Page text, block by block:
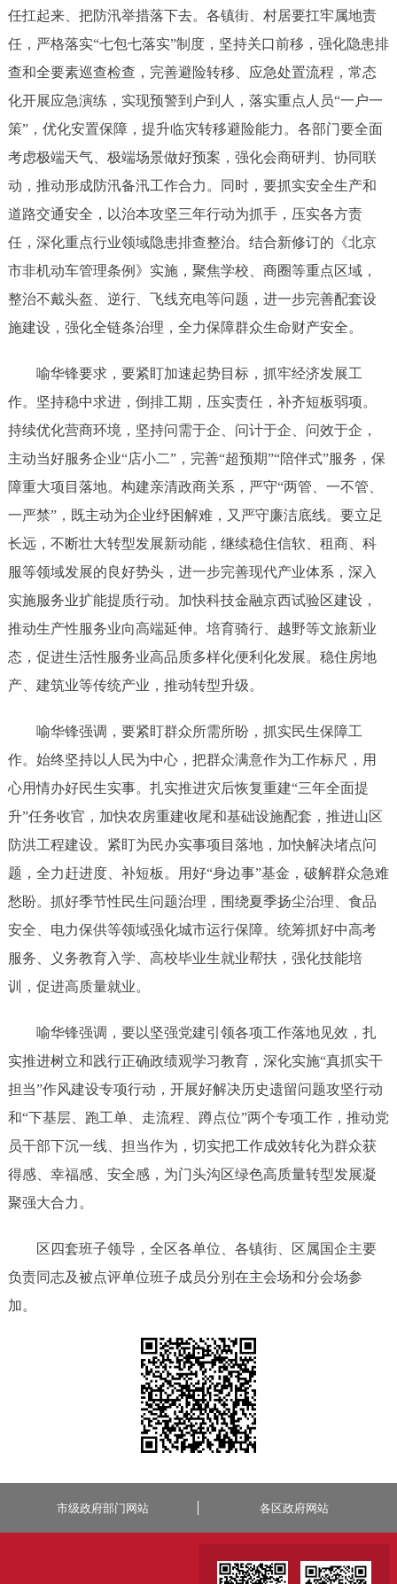
任扛起来、把防汛举措落下去。各镇街、村居要扛牢属地责
任，严格落实“七包七落实”制度，坚持关口前移，强化隐患排
查和全要素巡查检查，完善避险转移、应急处置流程，常态
化开展应急演练，实现预警到户到人，落实重点人员“一户一
策”，优化安置保障，提升临灾转移避险能力。各部门要全面
考虑极端天气、极端场景做好预案，强化会商研判、协同联
动，推动形成防汛备汛工作合力。同时，要抓实安全生产和
道路交通安全，以治本攻坚三年行动为抓手，压实各方责
任，深化重点行业领域隐患排查整治。结合新修订的《北京
市非机动车管理条例》实施，聚焦学校、商圈等重点区域，
整治不戴头盔、逆行、飞线充电等问题，进一步完善配套设
施建设，强化全链条治理，全力保障群众生命财产安全。
喻华锋要求，要紧盯加速起势目标，抓牢经济发展工
作。坚持稳中求进，倒排工期，压实责任，补齐短板弱项。
持续优化营商环境，坚持问需于企、问计于企、问效于企，
主动当好服务企业“店小二”，完善“超预期”“陪伴式”服务，保
障重大项目落地。构建亲清政商关系，严守“两管、一不管、
一严禁”，既主动为企业纾困解难，又严守廉洁底线。要立足
长远，不断壮大转型发展新动能，继续稳住信软、租商、科
服等领域发展的良好势头，进一步完善现代产业体系，深入
实施服务业扩能提质行动。加快科技金融京西试验区建设，
推动生产性服务业向高端延伸。培育骑行、越野等文旅新业
态，促进生活性服务业高品质多样化便利化发展。稳住房地
产、建筑业等传统产业，推动转型升级。
喻华锋强调，要紧盯群众所需所盼，抓实民生保障工
作。始终坚持以人民为中心，把群众满意作为工作标尺，用
心用情办好民生实事。扎实推进灾后恢复重建“三年全面提
升”任务收官，加快农房重建收尾和基础设施配套，推进山区
防洪工程建设。紧盯为民办实事项目落地，加快解决堵点问
题，全力赶进度、补短板。用好“身边事”基金，破解群众急难
愁盼。抓好季节性民生问题治理，围绕夏季扬尘治理、食品
安全、电力保供等领域强化城市运行保障。统筹抓好中高考
服务、义务教育入学、高校毕业生就业帮扶，强化技能培
训，促进高质量就业。
喻华锋强调，要以坚强党建引领各项工作落地见效，扎
实推进树立和践行正确政绩观学习教育，深化实施“真抓实干
担当”作风建设专项行动，开展好解决历史遗留问题攻坚行动
和“下基层、跑工单、走流程、蹲点位”两个专项工作，推动党
员干部下沉一线、担当作为，切实把工作成效转化为群众获
得感、幸福感、安全感，为门头沟区绿色高质量转型发展凝
聚强大合力。
区四套班子领导，全区各单位、各镇街、区属国企主要
负责同志及被点评单位班子成员分别在主会场和分会场参
加。
市级政府部门网站 各区政府网站